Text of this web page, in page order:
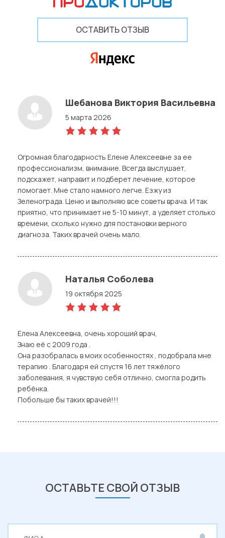
ОСТАВИТЬ ОТЗЫВ
Шебанова Виктория Васильевна
5 марта 2026
Огромная благодарность Елене Алексеевне за ее
профессионализм, внимание. Всегда выслушает,
подскажет, направит и подберет лечение, которое
помогает. Мне стало намного легче. Езжу из
Зеленограда. Ценю и выполняю все советы врача. И так
приятно, что принимает не 5-10 минут, а уделяет столько
времени, сколько нужно для постановки верного
диагноза. Таких врачей очень мало.
5,0
Наталья Соболева
19 октября 2025
Елена Алексеевна, очень хороший врач,
Знаю её с 2009 года .
Она разобралась в моих особенностях , подобрала мне
терапию . Благодаря ей спустя 16 лет тяжёлого
заболевания, я чувствую себя отлично, смогла родить
ребёнка.
Побольше бы таких врачей!!!
5,0
ОСТАВЬТЕ СВОЙ ОТЗЫВ